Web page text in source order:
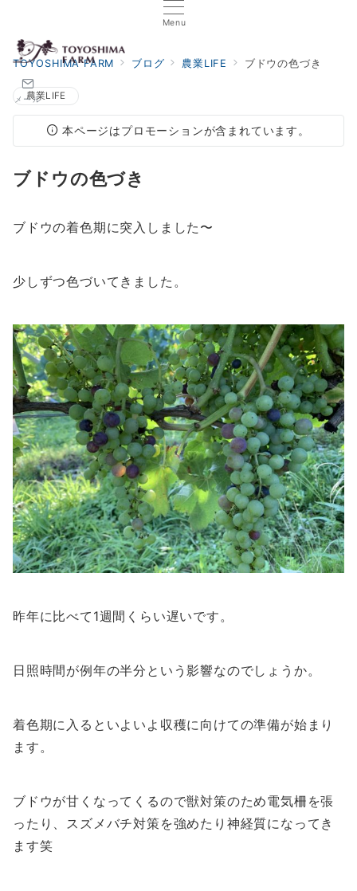
Menu
メール
TOYOSHIMA FARM ブログ 農業LIFE ブドウの色づき
農業LIFE
本ページはプロモーションが含まれています。
ブドウの色づき
ブドウの着色期に突入しました〜
少しずつ色づいてきました。
昨年に比べて1週間くらい遅いです。
日照時間が例年の半分という影響なのでしょうか。
着色期に入るといよいよ収穫に向けての準備が始まり
ます。
ブドウが甘くなってくるので獣対策のため電気柵を張
ったり、スズメバチ対策を強めたり神経質になってき
ます笑